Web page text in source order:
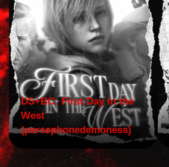
DS+BC: First Day in the
West
(persephonedemoness)